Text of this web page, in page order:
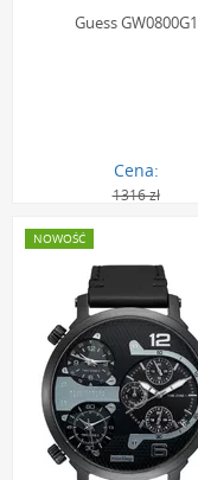
Guess GW0800G1
Cena:
1316 zł
NOWOŚĆ